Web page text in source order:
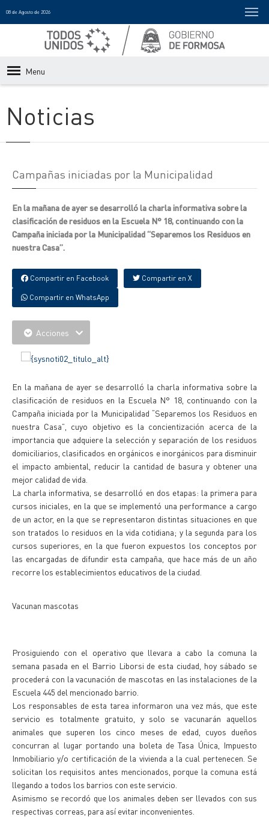
08 de Agosto de 2026
Menu
Noticias
Campañas iniciadas por la Municipalidad
En la mañana de ayer se desarrolló la charla informativa sobre la
clasificación de residuos en la Escuela N° 18, continuando con la
Campaña iniciada por la Municipalidad “Separemos los Residuos en
nuestra Casa”.
Compartir en Facebook Compartir en X
Compartir en WhatsApp
Acciones
En la mañana de ayer se desarrolló la charla informativa sobre la
clasificación de residuos en la Escuela N° 18, continuando con la
Campaña iniciada por la Municipalidad “Separemos los Residuos en
nuestra Casa”, cuyo objetivo es la concientización acerca de la
importancia que adquiere la selección y separación de los residuos
domiciliarios, clasificados en orgánicos e inorgánicos para disminuir
el impacto ambiental, reducir la cantidad de basura y obtener una
mejor calidad de vida.
La charla informativa, se desarrolló en dos etapas: la primera para
cursos iniciales, en la que se implementó una performance a cargo
de un actor, en la que se representaron distintas situaciones en que
son tratados lo residuos en la vida cotidiana; y la segunda para los
cursos superiores, en la que fueron expuestos los conceptos por
las encargadas de difundir esta campaña, que hace más de un año
recorre los establecimientos educativos de la ciudad.
Vacunan mascotas
Prosiguiendo con el operativo que llevara a cabo la comuna la
semana pasada en el Barrio Liborsi de esta ciudad, hoy sábado se
procederá con la vacunación de mascotas en las instalaciones de la
Escuela 445 del mencionado barrio.
Los responsables de esta tarea informaron una vez más, que este
servicio es totalmente gratuito, y solo se vacunarán aquellos
animales que superen los cinco meses de edad, cuyos dueños
concurran al lugar portando una boleta de Tasa Única, Impuesto
Inmobiliario y/o certificación de la vivienda a la cual pertenecen. Se
solicitan los requisitos antes mencionados, porque la comuna está
llegando a todos los barrios con este servicio.
Asimismo se recordó que los animales deben ser llevados con sus
respectivas correas, para así evitar inconvenientes.